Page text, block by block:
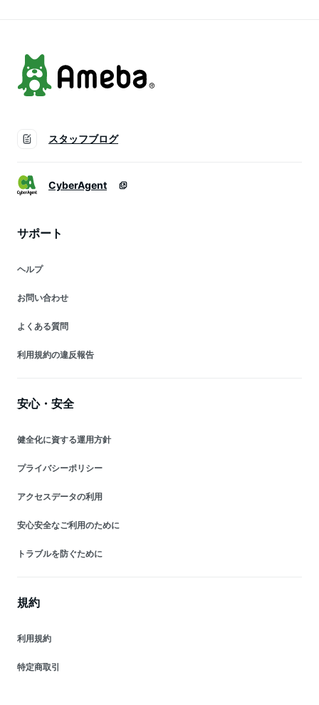
スタッフブログ
CyberAgent
サポート
ヘルプ
お問い合わせ
よくある質問
利用規約の違反報告
安心・安全
健全化に資する運用方針
プライバシーポリシー
アクセスデータの利用
安心安全なご利用のために
トラブルを防ぐために
規約
利用規約
特定商取引